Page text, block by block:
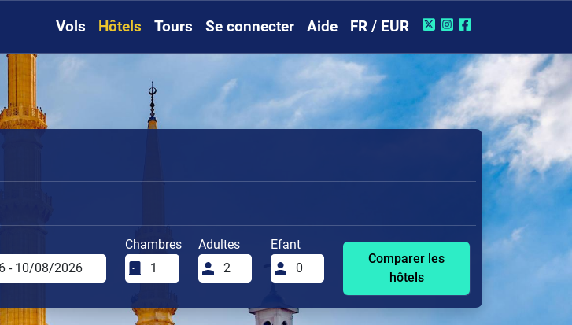
Vols Hôtels Tours Se connecter Aide FR / EUR
Chambres Adultes
Efant
Comparer les
hôtels